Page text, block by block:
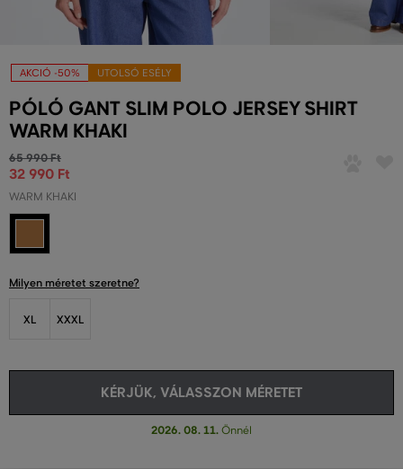
AKCIÓ -50% UTOLSÓ ESÉLY
PÓLÓ GANT SLIM POLO JERSEY SHIRT
WARM KHAKI
65 990 Ft
32 990 Ft
WARM KHAKI
Milyen méretet szeretne?
XL XXXL
KÉRJÜK, VÁLASSZON MÉRETET
2026. 08. 11. Önnél